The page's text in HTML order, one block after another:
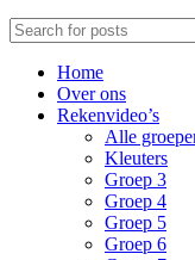
Home
Over ons
Rekenvideo’s
Alle
Kleuters
Groep 3
Groep 4
Groep 5
Groep 6